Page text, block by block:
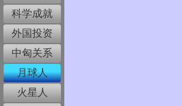
科学成就
外国投资
中匈关系
月球人
火星人